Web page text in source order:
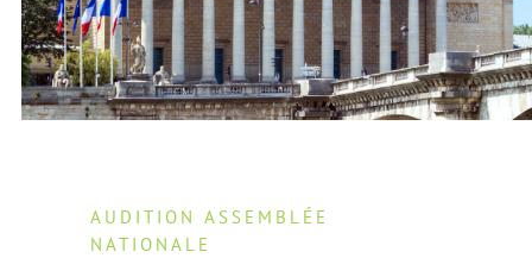
AUDITION ASSEMBLÉE
NATIONALE